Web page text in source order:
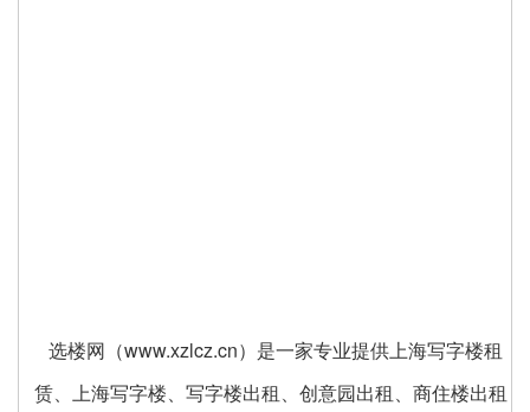
选楼网（www.xzlcz.cn）是一家专业提供上海写字楼租
赁、上海写字楼、写字楼出租、创意园出租、商住楼出租